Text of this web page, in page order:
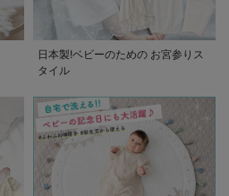
日本製!ベビーのための お宮参りス
タイル